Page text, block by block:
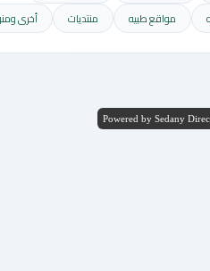
منتديات أخرى ومنوعه
Powered